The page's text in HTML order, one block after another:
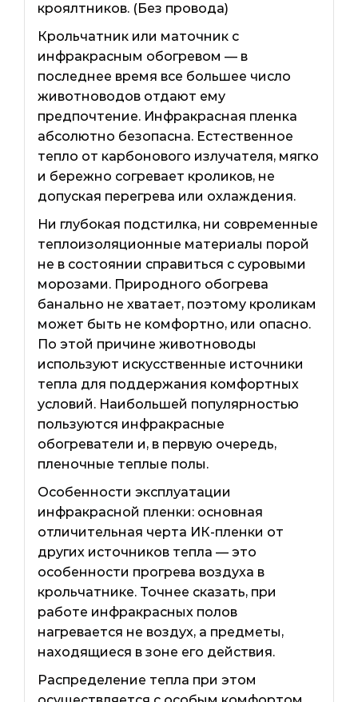
кроялтников. (Без провода)
Крольчатник или маточник с
инфракрасным обогревом — в
последнее время все большее число
животноводов отдают ему
предпочтение. Инфракрасная пленка
абсолютно безопасна. Естественное
тепло от карбонового излучателя, мягко
и бережно согревает кроликов, не
допуская перегрева или охлаждения.
Ни глубокая подстилка, ни современные
теплоизоляционные материалы порой
не в состоянии справиться с суровыми
морозами. Природного обогрева
банально не хватает, поэтому кроликам
может быть не комфортно, или опасно.
По этой причине животноводы
используют искусственные источники
тепла для поддержания комфортных
условий. Наибольшей популярностью
пользуются инфракрасные
обогреватели и, в первую очередь,
пленочные теплые полы.
Особенности эксплуатации
инфракрасной пленки: основная
отличительная черта ИК-пленки от
других источников тепла — это
особенности прогрева воздуха в
крольчатнике. Точнее сказать, при
работе инфракрасных полов
нагревается не воздух, а предметы,
находящиеся в зоне его действия.
Распределение тепла при этом